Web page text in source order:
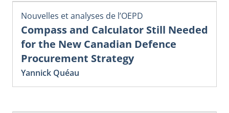
Nouvelles et analyses de l’OEPD
Compass and Calculator Still Needed
for the New Canadian Defence
Procurement Strategy
Yannick Quéau